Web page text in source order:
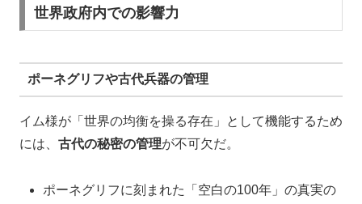
世界政府内での影響力
ポーネグリフや古代兵器の管理
イム様が「世界の均衡を操る存在」として機能するため
には、 古代の秘密の管理が不可欠だ。
ポーネグリフに刻まれた「空白の100年」の真実の